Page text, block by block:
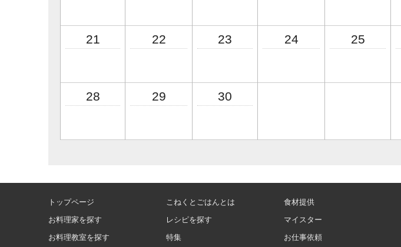
21 22 23 24 25
28 29 30
トップページ
お料理家を探す
お料理教室を探す
こねくとごはんとは
レシピを探す
特集
食材提供
マイスター
お仕事依頼